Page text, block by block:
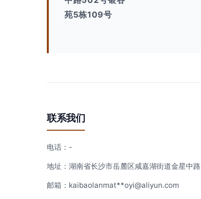
苑5栋109号
联系我们
电话：-
地址：湖南省长沙市岳麓区咸嘉湖街道金星中
邮箱：kaibaolanmat**oyi@aliyun.com